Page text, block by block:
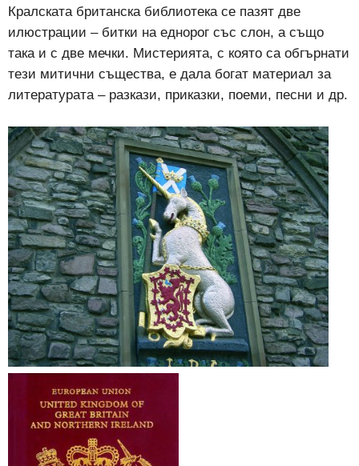
Кралската британска библиотека се пазят две
илюстрации – битки на еднорог със слон, а също
така и с две мечки. Мистерията, с която са обгърнати
тези митични същества, е дала богат материал за
литературата – разкази, приказки, поеми, песни и др.